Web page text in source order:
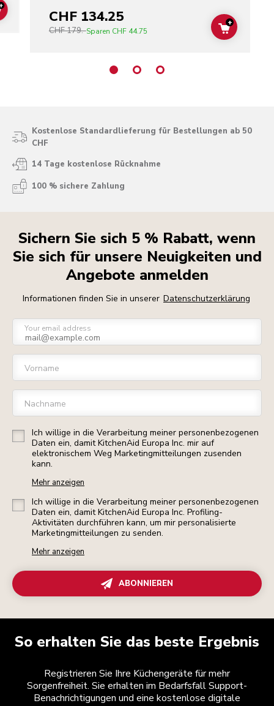
ADD TO CARTCHF 134.25
CHF 179.-Sparen CHF 44.75 ADD TO
+
Kostenlose Standardlieferung für Bestellungen ab 50
CHF
14 Tage kostenlose Rücknahme
100 % sichere Zahlung
Sichern Sie sich 5 % Rabatt, wenn
Sie sich für unsere Neuigkeiten und
Angebote anmelden
Informationen finden Sie in unserer Datenschutzerklärung
Your email address
Vorname
Nachname
Ich willige in die Verarbeitung meiner personenbezogenen
Daten ein, damit KitchenAid Europa Inc. mir auf
elektronischem Weg Marketingmitteilungen zusenden
kann.
Mehr anzeigen
Ich willige in die Verarbeitung meiner personenbezogenen
Daten ein, damit KitchenAid Europa Inc. Profiling-
Aktivitäten durchführen kann, um mir personalisierte
Marketingmitteilungen zu senden.
Mehr anzeigen
ABONNIEREN
So erhalten Sie das beste Ergebnis
Registrieren Sie Ihre Küchengeräte für mehr
Sorgenfreiheit. Sie erhalten im Bedarfsfall Support-
Benachrichtigungen und eine kostenlose digitale